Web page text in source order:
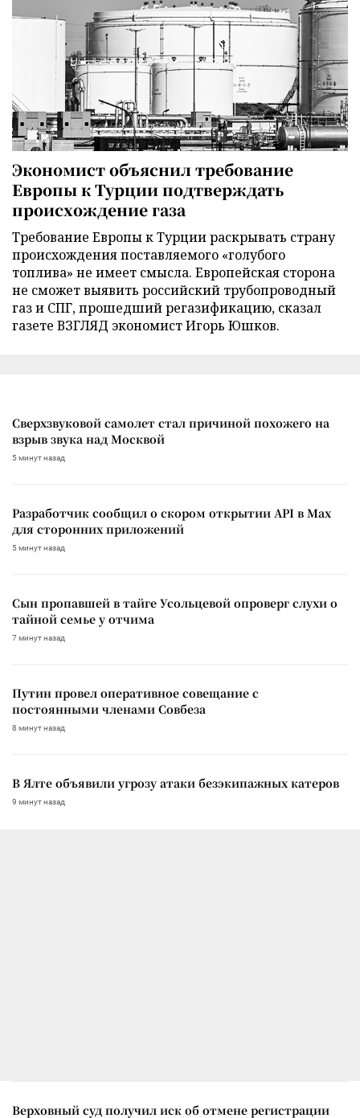
Экономист объяснил требование
Европы к Турции подтверждать
происхождение газа
Требование Европы к Турции раскрывать страну
происхождения поставляемого «голубого
топлива» не имеет смысла. Европейская сторона
не сможет выявить российский трубопроводный
газ и СПГ, прошедший регазификацию, сказал
газете ВЗГЛЯД экономист Игорь Юшков.
Сверхзвуковой самолет стал причиной похожего на
взрыв звука над Москвой
5 минут назад
Разработчик сообщил о скором открытии API в Max
для сторонних приложений
5 минут назад
Сын пропавшей в тайге Усольцевой опроверг слухи о
тайной семье у отчима
7 минут назад
Путин провел оперативное совещание с
постоянными членами Совбеза
8 минут назад
В Ялте объявили угрозу атаки безэкипажных катеров
9 минут назад
Верховный суд получил иск об отмене регистрации